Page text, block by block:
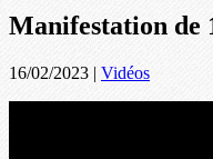
Manifestation de
16/02/2023 | Vidéos